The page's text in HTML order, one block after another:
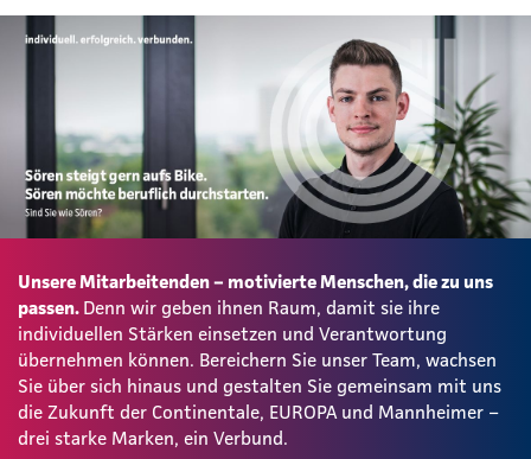
Unsere Mitarbeitenden – motivierte Menschen, die zu uns
passen. Denn wir geben ihnen Raum, damit sie ihre
individuellen Stärken einsetzen und Verantwortung
übernehmen können. Bereichern Sie unser Team, wachsen
Sie über sich hinaus und gestalten Sie gemeinsam mit uns
die Zukunft der Continentale, EUROPA und Mannheimer –
drei starke Marken, ein Verbund.